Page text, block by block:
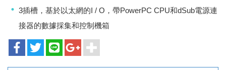
3插槽，基於以太網的I / O，帶PowerPC CPU和dSub電源連
接器的數據採集和控制機箱